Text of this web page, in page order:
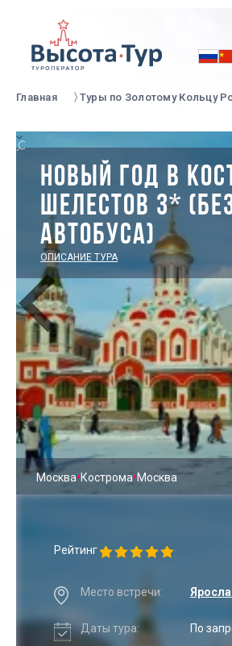
Главная Туры по Золотому Кольцу
НОВЫЙ ГОД В
ШЕЛЕСТОВ 3*
АВТОБУСА)
ОПИСАНИЕ ТУРА
Москва•Кострома•Москва
Рейтинг
Место встречи:
Даты тура: По